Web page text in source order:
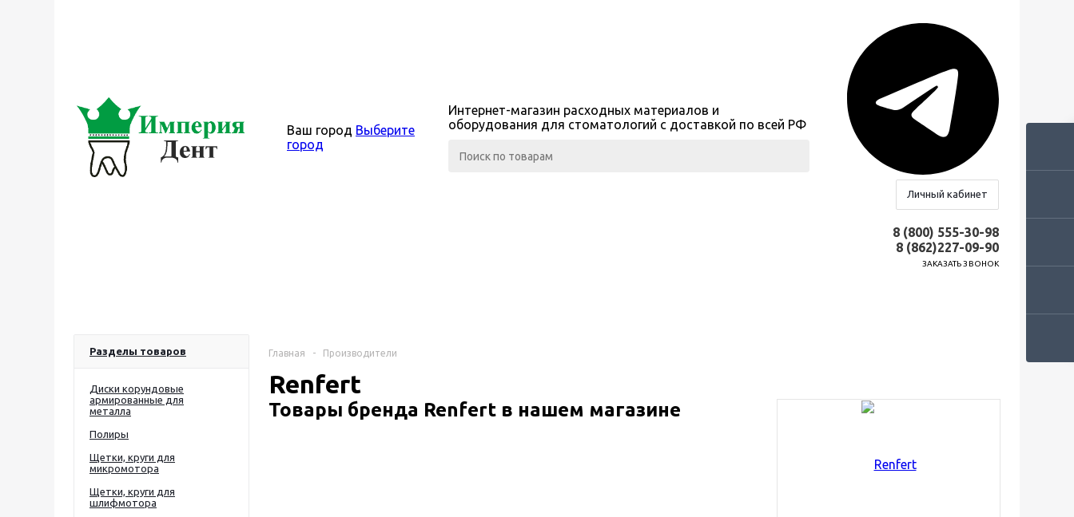
Ваш город Выберите
город
Интернет-магазин расходных материалов и
оборудования для стоматологий с доставкой по всей РФ
Личный кабинет
8 (800) 555-30-98
8 (862)227-09-90
ЗАКАЗАТЬ ЗВОНОК
Разделы товаров
Диски корундовые
армированные для
металла
Полиры
Щетки, круги для
микромотора
Щетки, круги для
шлифмотора
Главная - Производители
Renfert
Товары бренда Renfert в нашем магазине